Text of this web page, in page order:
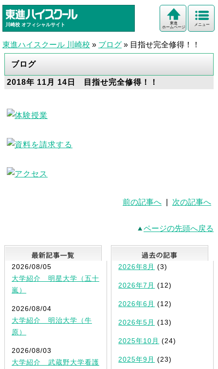
川崎校 オフィシャルサイト メニュー
東進
ホームページ
東進ハイスクール 川崎校 » ブログ » 目指せ完全修得！！
ブログ
2018年 11月 14日 目指せ完全修得！！
前の記事へ 次の記事へ
ページの先頭へ戻る
最新記事一覧
2026/08/05
大学紹介 明星大学（五十
嵐）
2026/08/04
大学紹介 明治大学（牛
原）
2026/08/03
大学紹介 武蔵野大学看護
2026年8月 (3)
2026年7月 (12)
2026年6月 (12)
2026年5月 (13)
2025年10月 (24)
2025年9月 (23)